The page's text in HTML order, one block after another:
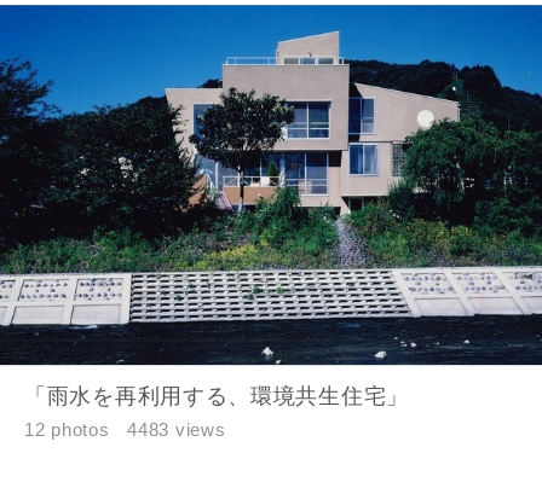
「雨水を再利用する、環境共生住宅」
12 photos 4483 views
律上の請求原因の如何を問わず賠償の責任を負わないものと
当社は、お客様が本サービスを利用することにより第三者と
の間で生じた紛争等について一切責任を負わないものとしま
す。
入力内容を送信する
キャンセル